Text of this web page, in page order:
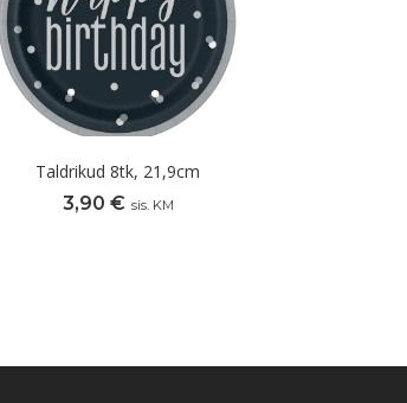
Taldrikud 8tk, 21,9cm
3,90 € sis. KM